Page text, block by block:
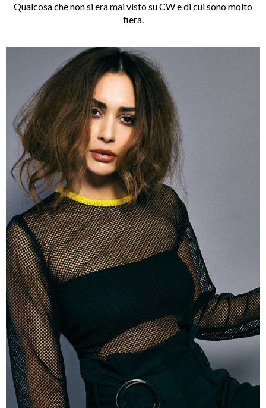
Qualcosa che non si era mai visto su CW e di cui sono molto
fiera.